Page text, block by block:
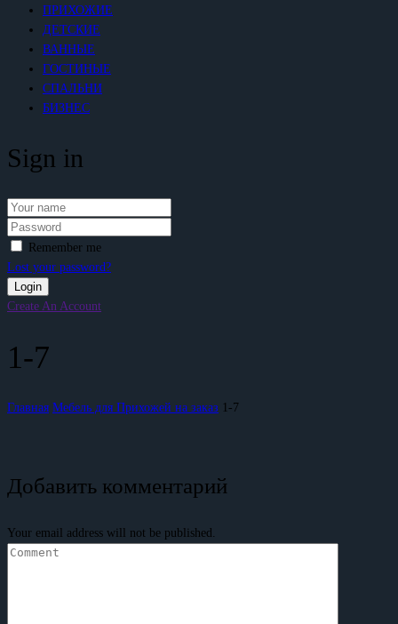
ПРИХОЖИЕ
ДЕТСКИЕ
ВАННЫЕ
ГОСТИНЫЕ
СПАЛЬНИ
БИЗНЕС
Sign in
Remember me
Lost your password?
Create An Account
1-7
Главная Мебель для Прихожей на заказ 1-7
Добавить комментарий
Your email address will not be published.